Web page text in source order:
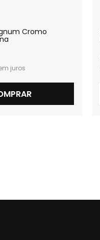
Cromo